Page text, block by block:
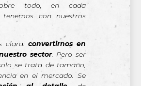
todo, en cada
con nuestros
clara:convertirnos en
sector. Pero ser
se trata de tamaño,
en el mercado. Se